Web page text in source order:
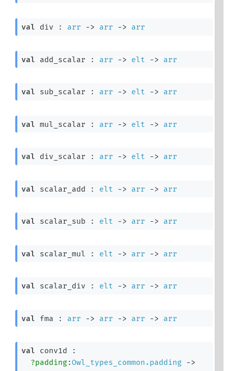
val div : arr -> arr -> arr
val add_scalar : arr -> elt -> arr
val sub_scalar : arr -> elt -> arr
val mul_scalar : arr -> elt -> arr
val div_scalar : arr -> elt -> arr
val scalar_add : elt -> arr -> arr
val scalar_sub : elt -> arr -> arr
val scalar_mul : elt -> arr -> arr
val scalar_div : elt -> arr -> arr
val fma : arr -> arr -> arr -> arr
val conv1d :
?padding:Owl_types_common.padding ->